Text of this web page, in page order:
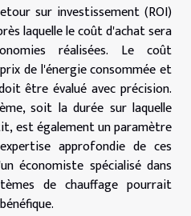
sur investissement (ROI)
laquelle le coût d'achat sera
réalisées. Le coût
de l'énergie consommée et
être évalué avec précision.
soit la durée sur laquelle
est également un paramètre
approfondie de ces
économiste spécialisé dans
de chauffage pourrait